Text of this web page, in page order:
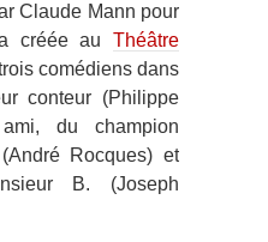
Claude Mann pour
créée au Théâtre
comédiens dans
conteur (Philippe
du champion
Rocques) et
B. (Joseph